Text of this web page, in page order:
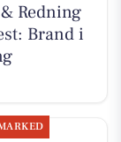
Redning
Brand i